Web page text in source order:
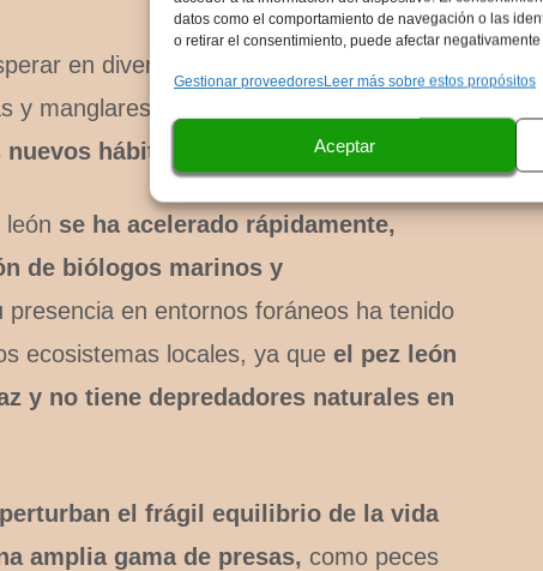
datos como el comportamiento de navegación o las
o retirar el consentimiento, puede afectar
Gestionar proveedoresLeer más sobre estos propósitos
Aceptar
en diversos entornos, como arrecifes
y manglares,
hábitats.
león se ha acelerado rápidamente,
de biólogos marinos y
presencia en entornos foráneos ha tenido
ecosistemas locales, ya que el pez león
y no tiene depredadores naturales en
perturban el frágil equilibrio de la vida
amplia gama de presas, como peces